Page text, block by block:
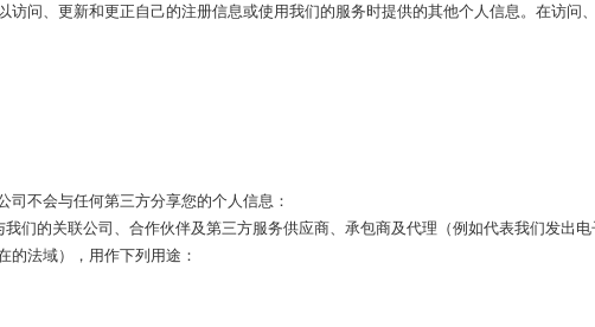
访问、更新和更正自己的注册信息或使用我们的服务时提供的其他个人信息。在访问
不会与任何第三方分享您的个人信息：
们的关联公司、合作伙伴及第三方服务供应商、承包商及代理（例如代表我们发出
的法域），用作下列用途：